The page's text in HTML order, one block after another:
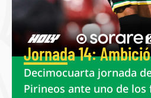
Jornada 14:
Decimocuarta jornada
Pirineos ante uno de los